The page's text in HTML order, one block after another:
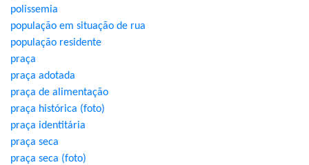
polissemia
população em situação de rua
população residente
praça
praça adotada
praça de alimentação
praça histórica (foto)
praça identitária
praça seca
praça seca (foto)